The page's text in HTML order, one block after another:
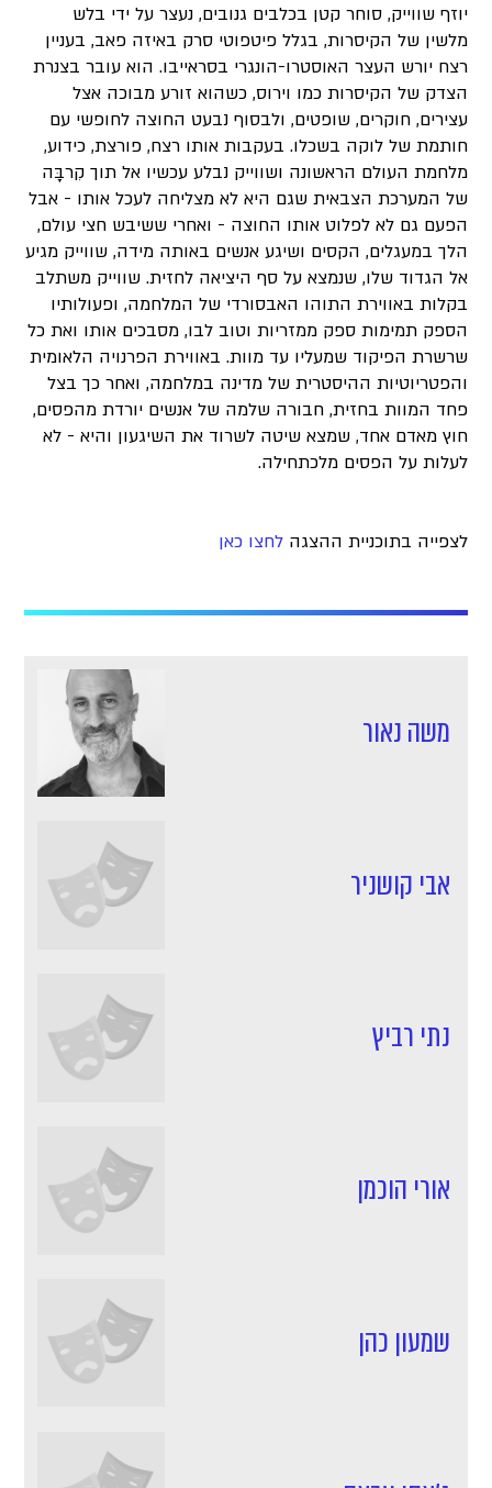
יוזף שווייק, סוחר קטן בכלבים גנובים, נעצר על ידי בלש
מלשין של הקיסרות, בגלל פיטפוטי סרק באיזה פאב, בעניין
רצח יורש העצר האוסטרו-הונגרי בסראייבו. הוא עובר בצנרת
הצדק של הקיסרות כמו וירוס, כשהוא זורע מבוכה אצל
עצירים, חוקרים, שופטים, ולבסוף נבעט החוצה לחופשי עם
חותמת של לוקה בשכלו. בעקבות אותו רצח, פורצת, כידוע,
מלחמת העולם הראשונה ושווייק נבלע עכשיו אל תוך קִרבָּה
של המערכת הצבאית שגם היא לא מצליחה לעכל אותו - אבל
הפעם גם לא לפלוט אותו החוצה - ואחרי ששיבש חצי עולם,
הלך במעגלים, הקסים ושיגע אנשים באותה מידה, שווייק מגיע
אל הגדוד שלו, שנמצא על סף היציאה לחזית. שווייק משתלב
בקלות באווירת התוהו האבסורדי של המלחמה, ופעולותיו
הספק תמימות ספק ממזריות וטוב לבו, מסבכים אותו ואת כל
שרשרת הפיקוד שמעליו עד מוות. באווירת הפרנויה הלאומית
והפטריוטיות ההיסטרית של מדינה במלחמה, ואחר כך בצל
פחד המוות בחזית, חבורה שלמה של אנשים יורדת מהפסים,
חוץ מאדם אחד, שמצא שיטה לשרוד את השיגעון והיא - לא
לעלות על הפסים מלכתחילה.
לצפייה בתוכניית ההצגהלחצו כאן
משה נאור
אבי קושניר
נתי רביץ
אורי הוכמן
שמעון כהן